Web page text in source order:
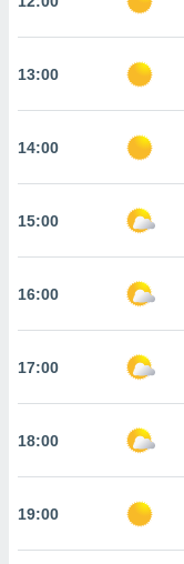
sean
se
ni para
web a
13:00
14:00
15:00
16:00
17:00
18:00
19:00